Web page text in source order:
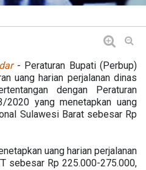
- Peraturan Bupati (Perbup)
uang harian perjalanan dinas
dengan Peraturan
2020 yang menetapkan uang
Sulawesi Barat sebesar Rp
uang harian perjalanan
sebesar Rp 225.000-275.000,